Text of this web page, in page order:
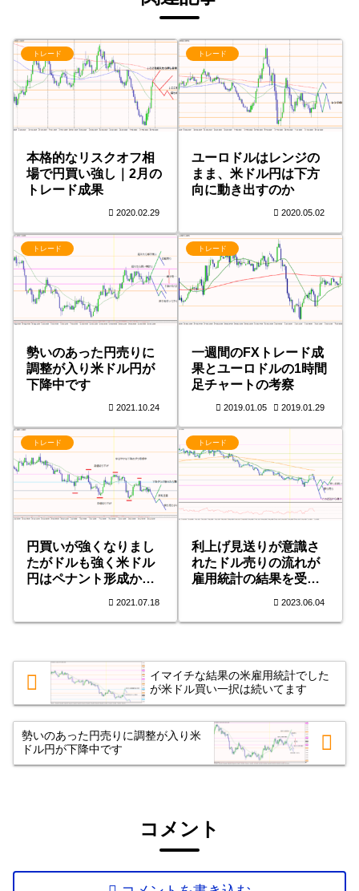
トレード
本格的なリスクオフ相
場で円買い強し｜2月の
トレード成果
2020.02.29
トレード
ユーロドルはレンジの
まま、米ドル円は下方
向に動き出すのか
2020.05.02
トレード
勢いのあった円売りに
調整が入り米ドル円が
下降中です
2021.10.24
トレード
一週間のFXトレード成
果とユーロドルの1時間
足チャートの考察
2019.01.05 2019.01.29
トレード
円買いが強くなりまし
たがドルも強く米ドル
円はペナント形成か
2021.07.18
トレード
利上げ見送りが意識さ
れたドル売りの流れが
雇用統計の結果を受け
2023.06.04
イマイチな結果の米雇用統計でした
が米ドル買い一択は続いてます
勢いのあった円売りに調整が入り米
ドル円が下降中です
コメント